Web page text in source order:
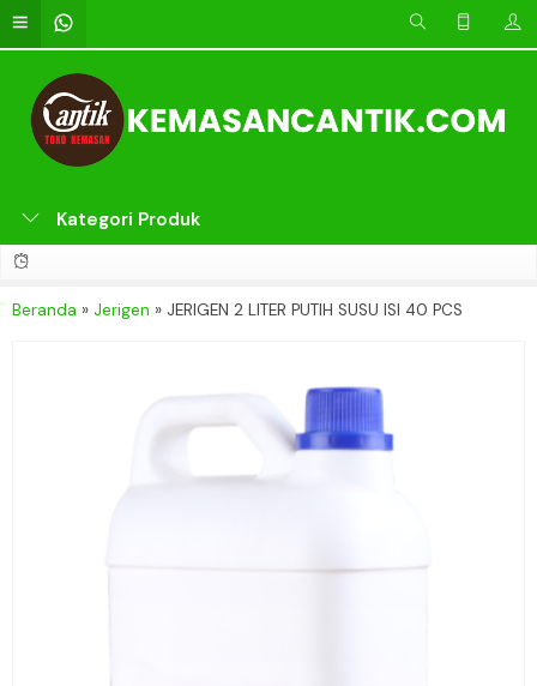
Kategori Produk
Beranda » Jerigen » JERIGEN 2 LITER PUTIH SUSU ISI 40 PCS